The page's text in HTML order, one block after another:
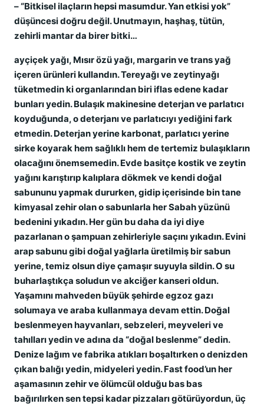
– “Bitkisel ilaçların hepsi masumdur. Yan etkisi yok”
düşüncesi doğru değil. Unutmayın, haşhaş, tütün,
zehirli mantar da birer bitki…
ayçiçek yağı, Mısır özü yağı, margarin ve trans yağ
içeren ürünleri kullandın. Tereyağı ve zeytinyağı
tüketmedin ki organlarından biri iflas edene kadar
bunları yedin. Bulaşık makinesine deterjan ve parlatıcı
koyduğunda, o deterjanı ve parlatıcıyı yediğini fark
etmedin. Deterjan yerine karbonat, parlatıcı yerine
sirke koyarak hem sağlıklı hem de tertemiz bulaşıkların
olacağını önemsemedin. Evde basitçe kostik ve zeytin
yağını karıştırıp kalıplara dökmek ve kendi doğal
sabununu yapmak dururken, gidip içerisinde bin tane
kimyasal zehir olan o sabunlarla her Sabah yüzünü
bedenini yıkadın. Her gün bu daha da iyi diye
pazarlanan o şampuan zehirleriyle saçını yıkadın. Evini
arap sabunu gibi doğal yağlarla üretilmiş bir sabun
yerine, temiz olsun diye çamaşır suyuyla sildin. O su
buharlaştıkça soludun ve akciğer kanseri oldun.
Yaşamını mahveden büyük şehirde egzoz gazı
solumaya ve araba kullanmaya devam ettin. Doğal
beslenmeyen hayvanları, sebzeleri, meyveleri ve
tahılları yedin ve adına da “doğal beslenme” dedin.
Denize lağım ve fabrika atıkları boşaltırken o denizden
çıkan balığı yedin, midyeleri yedin. Fast food’un her
aşamasının zehir ve ölümcül olduğu bas bas
bağırılırken sen tepsi kadar pizzaları götürüyordun, üç